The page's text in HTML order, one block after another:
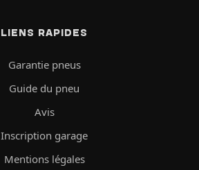
LIENS RAPIDES
Garantie pneus
Guide du pneu
Avis
Inscription garage
Mentions légales